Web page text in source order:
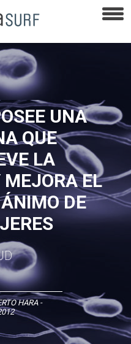
UNA
QUE
LA
MEJORA EL
DE
HARA-